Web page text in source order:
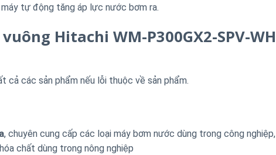
tự động tăng áp lực nước bơm ra.
Hitachi WM-P300GX2-SPV-WH
cả các sản phẩm nếu lỗi thuộc về sản phẩm.
, chuyên cung cấp các loại máy bơm nước dùng trong công nghiệp,
chất dùng trong nông nghiệp